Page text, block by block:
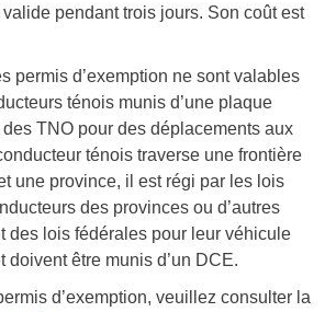
valide pendant trois jours. Son coût est
permis d’exemption ne sont valables
ténois munis d’une plaque
des TNO pour des déplacements aux
ténois traverse une frontière
une province, il est régi par les lois
des provinces ou d’autres
des lois fédérales pour leur véhicule
doivent être munis d’un DCE.
d’exemption, veuillez consulter la